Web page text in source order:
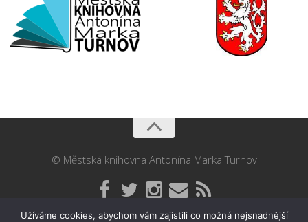
© Městská knihovna Antonína Marka Turnov
Užíváme cookies, abychom vám zajistili co možná nejsnadnější